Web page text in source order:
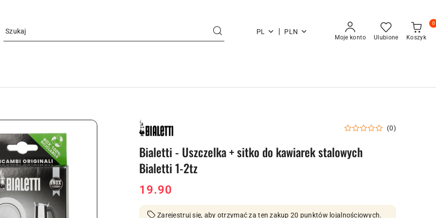
PL | PLN
Moje konto Ulubione Koszyk
0
NAZWA
PRODUCENTA:
BIALETTI
(0)
Bialetti - Uszczelka + sitko do kawiarek stalowych
Bialetti 1-2tz
cena:
19.90
Zarejestruj się, aby otrzymać za ten zakup 20 punktów lojalnościowych.